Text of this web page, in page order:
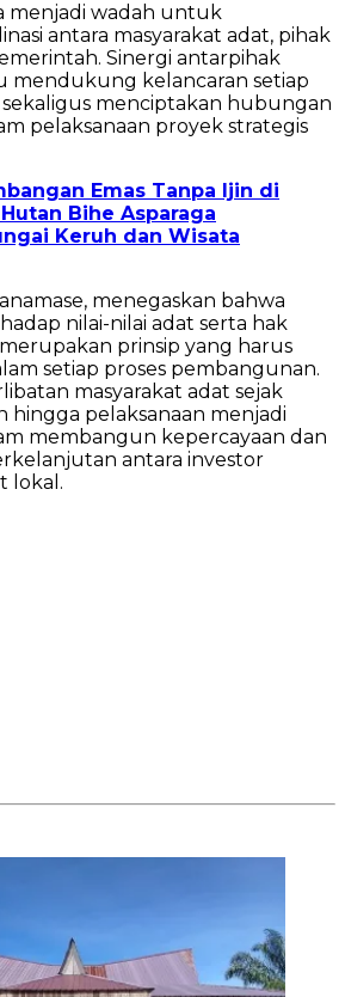
menjadi wadah untuk
antara masyarakat adat, pihak
Sinergi antarpihak
mendukung kelancaran setiap
menciptakan hubungan
pelaksanaan proyek strategis
Emas Tanpa Ijin di
Bihe Asparaga
Keruh dan Wisata
menegaskan bahwa
nilai-nilai adat serta hak
prinsip yang harus
setiap proses pembangunan.
masyarakat adat sejak
hingga pelaksanaan menjadi
membangun kepercayaan dan
antara investor
lokal.